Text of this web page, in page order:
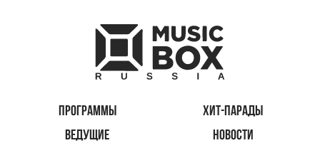
ПРОГРАММЫ
ХИТ-ПАРАДЫ
ВЕДУЩИЕ
НОВОСТИ